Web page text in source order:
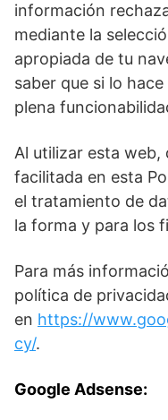
información
mediante la
apropiada de tu
saber que si lo
plena
Al utilizar esta web,
facilitada en esta
el tratamiento de
la forma y para los
Para más
política de
en https://
cy/.
Google Adsense: